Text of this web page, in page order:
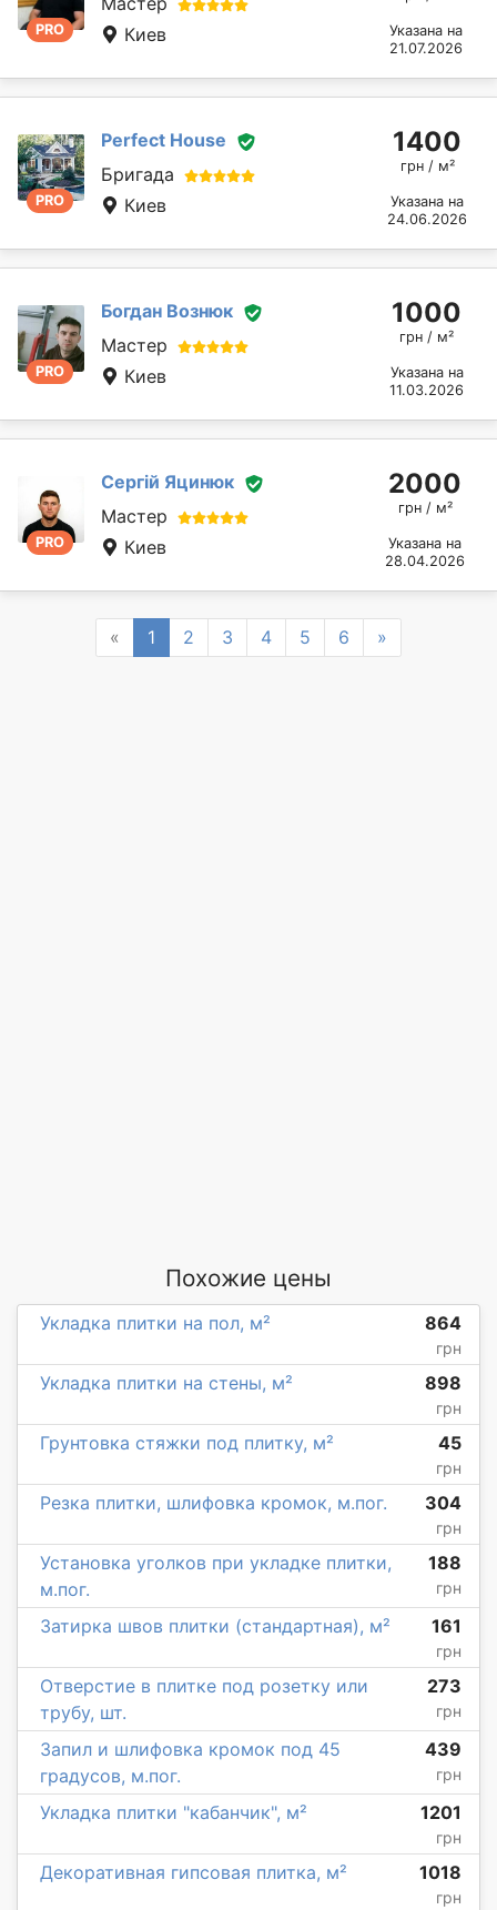
PRO
Киев
Указана на
21.07.2026
PRO
Perfect House
Бригада
Киев
1400
грн / м²
Указана на
24.06.2026
PRO
Богдан Вознюк
Мастер
Киев
1000
грн / м²
Указана на
11.03.2026
PRO
Сергій Яцинюк
Мастер
Киев
2000
грн / м²
Указана на
28.04.2026
« Previous
1 2 3 4 5 6 »
Похожие цены
Укладка плитки на пол, м² 864
грн
Укладка плитки на стены, м² 898
грн
Грунтовка стяжки под плитку, м² 45
грн
Резка плитки, шлифовка кромок, м.пог. 304
грн
Установка уголков при укладке плитки,
м.пог.
188
грн
Затирка швов плитки (стандартная), м² 161
грн
Отверстие в плитке под розетку или
трубу, шт.
273
грн
Запил и шлифовка кромок под 45
градусов, м.пог.
439
грн
Укладка плитки "кабанчик", м² 1201
грн
Декоративная гипсовая плитка, м² 1018
грн